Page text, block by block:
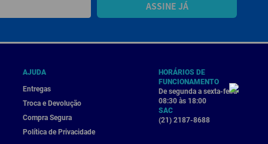
ASSINE JÁ
AJUDA
Entregas
Troca e Devolução
Compra Segura
Política de Privacidade
HORÁRIOS DE
FUNCIONAMENTO
De segunda a sexta-feira
08:30 às 18:00
SAC
(21) 2187-8688